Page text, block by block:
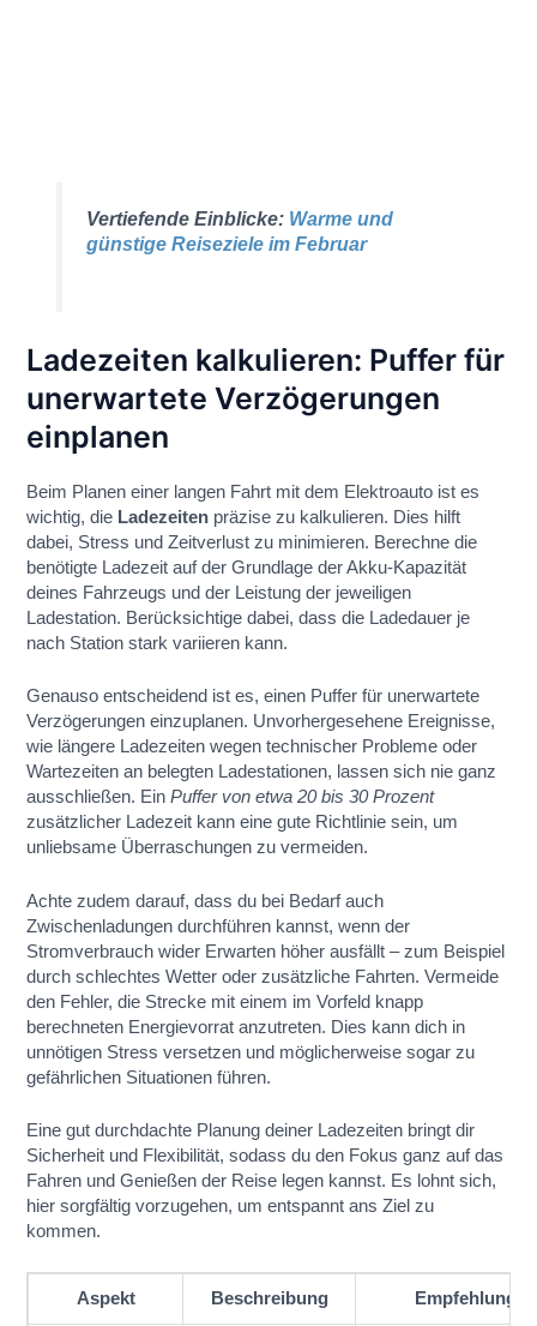
Vertiefende Einblicke: Warme und
günstige Reiseziele im Februar
Ladezeiten kalkulieren: Puffer für
unerwartete Verzögerungen
einplanen
Beim Planen einer langen Fahrt mit dem Elektroauto ist es
wichtig, die Ladezeiten präzise zu kalkulieren. Dies hilft
dabei, Stress und Zeitverlust zu minimieren. Berechne die
benötigte Ladezeit auf der Grundlage der Akku-Kapazität
deines Fahrzeugs und der Leistung der jeweiligen
Ladestation. Berücksichtige dabei, dass die Ladedauer je
nach Station stark variieren kann.
Genauso entscheidend ist es, einen Puffer für unerwartete
Verzögerungen einzuplanen. Unvorhergesehene Ereignisse,
wie längere Ladezeiten wegen technischer Probleme oder
Wartezeiten an belegten Ladestationen, lassen sich nie ganz
ausschließen. EinPuffer von etwa 20 bis 30 Prozent
zusätzlicher Ladezeit kann eine gute Richtlinie sein, um
unliebsame Überraschungen zu vermeiden.
Achte zudem darauf, dass du bei Bedarf auch
Zwischenladungen durchführen kannst, wenn der
Stromverbrauch wider Erwarten höher ausfällt – zum Beispiel
durch schlechtes Wetter oder zusätzliche Fahrten. Vermeide
den Fehler, die Strecke mit einem im Vorfeld knapp
berechneten Energievorrat anzutreten. Dies kann dich in
unnötigen Stress versetzen und möglicherweise sogar zu
gefährlichen Situationen führen.
Eine gut durchdachte Planung deiner Ladezeiten bringt dir
Sicherheit und Flexibilität, sodass du den Fokus ganz auf das
Fahren und Genießen der Reise legen kannst. Es lohnt sich,
hier sorgfältig vorzugehen, um entspannt ans Ziel zu
kommen.
Aspekt Beschreibung Empfehlung